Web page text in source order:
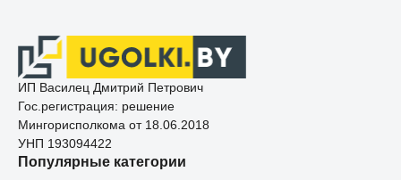
ИП Василец Дмитрий Петрович
Гос.регистрация: решение
Мингорисполкома от 18.06.2018
УНП 193094422
Популярные категории